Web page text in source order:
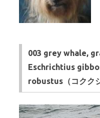
003 grey whale,
Eschrichtius
robustus（コクク